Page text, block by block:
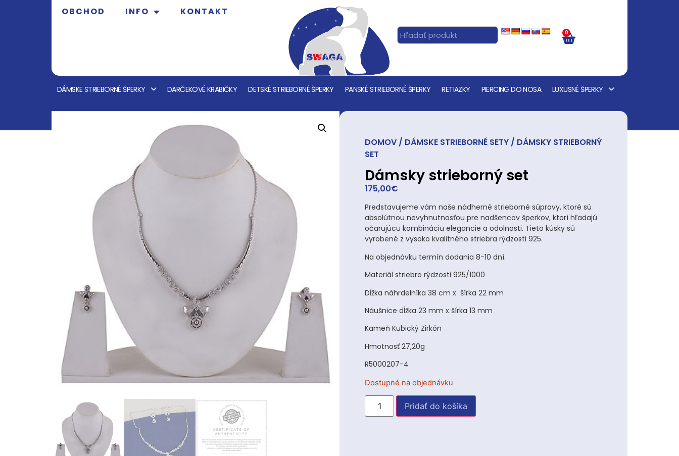
OBCHOD INFO KONTAKT
0
DÁMSKE STRIEBORNÉ ŠPERKY DARČEKOVÉ KRABIČKY DETSKÉ STRIEBORNÉ ŠPERKY PANSKÉ STRIEBORNÉ ŠPERKY RETIAZKY PIERCING DO NOSA LUXUSNÉ ŠPERKY
DOMOV / DÁMSKE STRIEBORNÉ SETY / DÁMSKY STRIEBORNÝ
SET
Dámsky strieborný set
175,00€
Predstavujeme vám naše nádherné strieborné súpravy, ktoré sú
absolútnou nevyhnutnosťou pre nadšencov šperkov, ktorí hľadajú
očarujúcu kombináciu elegancie a odolnosti. Tieto kúsky sú
vyrobené z vysoko kvalitného striebra rýdzosti 925.
Na objednávku termín dodania 8-10 dní.
Materiál striebro rýdzosti 925/1000
Dĺžka náhrdelníka 38 cm x šírka 22 mm
Náušnice dĺžka 23 mm x šírka 13 mm
Kameň Kubický Zirkón
Hmotnosť 27,20g
R5000207-4
Dostupné na objednávku
Pridať do košíka